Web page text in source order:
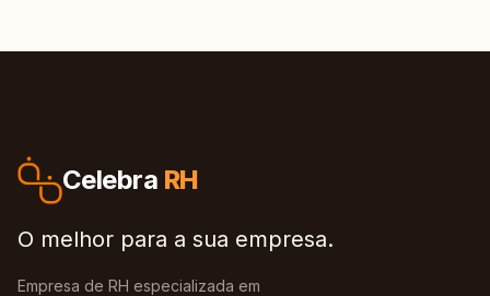
Celebra RH
O melhor para a sua empresa.
Empresa de RH especializada em